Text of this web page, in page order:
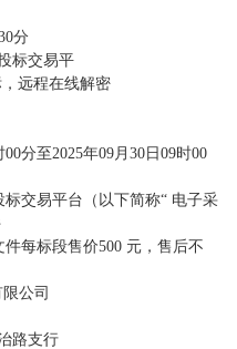
分
标交易平
远程在线解密
分至2025年09月30日09时00
交易平台（以下简称“ 电子采
每标段售价500 元，售后不
公司
路支行